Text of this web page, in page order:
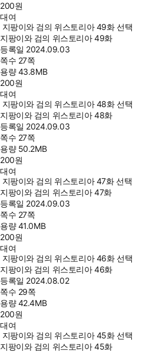
200원
대여
지팡이와 검의 위스토리아 49화 선택
지팡이와 검의 위스토리아 49화
등록일 2024.09.03
쪽수 27쪽
용량43.8MB
200원
대여
지팡이와 검의 위스토리아 48화 선택
지팡이와 검의 위스토리아 48화
등록일 2024.09.03
쪽수 27쪽
용량 50.2MB
200원
대여
지팡이와 검의 위스토리아 47화 선택
지팡이와 검의 위스토리아 47화
등록일 2024.09.03
쪽수 27쪽
용량41.0MB
200원
대여
지팡이와 검의 위스토리아 46화 선택
지팡이와 검의 위스토리아 46화
등록일 2024.08.02
쪽수 29쪽
용량42.4MB
200원
대여
지팡이와 검의 위스토리아 45화 선택
지팡이와 검의 위스토리아 45화